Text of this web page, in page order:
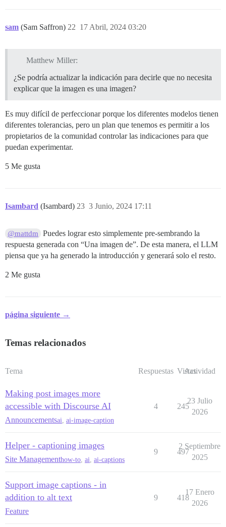
sam (Sam Saffron) 17 Abril, 2024 03:20
22
Matthew Miller:
¿Se podría actualizar la indicación para decirle que no necesita
explicar que la imagen es una imagen?
Es muy difícil de perfeccionar porque los diferentes modelos tienen
diferentes tolerancias, pero un plan que tenemos es permitir a los
propietarios de la comunidad controlar las indicaciones para que
puedan experimentar.
5 Me gusta
Isambard (Isambard) 3 Junio, 2024 17:11
23
@mattdm
Puedes lograr esto simplemente pre-sembrando la
respuesta generada con “Una imagen de”. De esta manera, el LLM
piensa que ya ha generado la introducción y generará solo el resto.
2 Me gusta
página siguiente →
Temas relacionados
Tema Respuestas Vistas
Actividad
Making post images more
accessible with Discourse AI
Announcementsai ai-image-caption
4 245
23 Julio
2026
Helper - captioning images
Site Managementhow-to ai ai-captions
9 497
2 Septiembre
2025
Support image captions - in
addition to alt text
Feature
9 418
17 Enero
2026